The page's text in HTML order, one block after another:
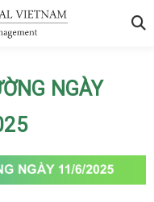
NGÀY